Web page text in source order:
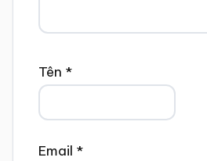
Tên *
Email *